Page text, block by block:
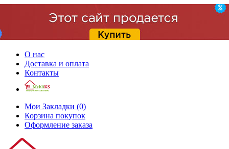
О нас
Доставка и оплата
Контакты
Мои Закладки (0)
Корзина покупок
Оформление заказа